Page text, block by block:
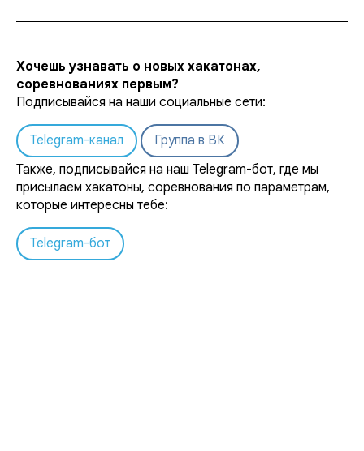
Хочешь узнавать о новых хакатонах,
соревнованиях первым?
Подписывайся на наши социальные сети:
Telegram-канал
Группа в ВК
Также, подписывайся на наш Telegram-бот, где мы
присылаем хакатоны, соревнования по параметрам,
которые интересны тебе:
Telegram-бот